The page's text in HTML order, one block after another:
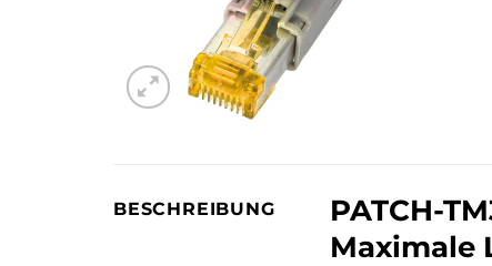
BESCHREIBUNG
PATCH-
Maximale